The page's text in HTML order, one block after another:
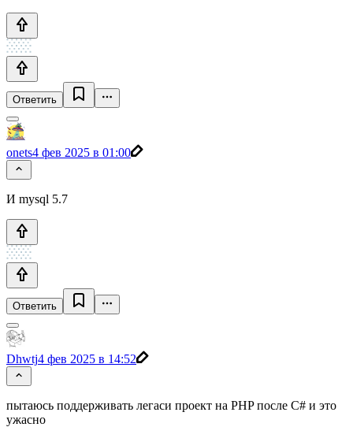
Ответить
onets4 фев 2025 в 01:00
И mysql 5.7
Ответить
Dhwtj4 фев 2025 в 14:52
пытаюсь поддерживать легаси проект на PHP после C# и это
ужасно